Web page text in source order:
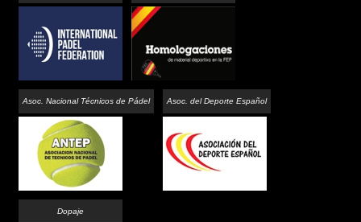
Asoc. Nacional Técnicos de Pádel Asoc. del Deporte Español
Dopaje